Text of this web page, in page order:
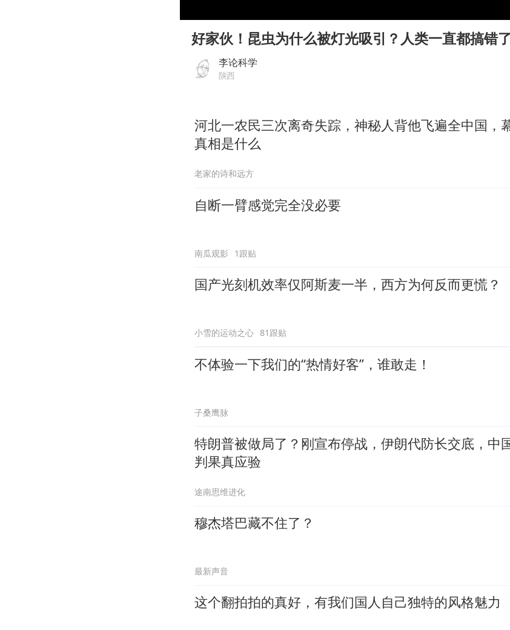
男子杀人后逃进深山21年活得像野人
“中国蔬菜之乡”最高温达41.8℃
好家伙！昆虫为什么被灯光吸引？人类一直都搞错了
李论科学
陕西
河北一农民三次离奇失踪，神秘人背他飞遍全中国，
真相是什么
老家的诗和远方
自断一臂感觉完全没必要
南瓜观影 1跟贴
国产光刻机效率仅阿斯麦一半，西方为何反而更慌？
小雪的运动之心 81跟贴
不体验一下我们的“热情好客”，谁敢走！
子桑鹰脉
特朗普被做局了？刚宣布停战，伊朗代防长交底，中
判果真应验
途南思维进化
穆杰塔巴藏不住了？
最新声音
这个翻拍拍的真好，有我们国人自己独特的风格魅力